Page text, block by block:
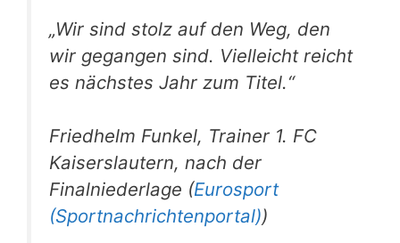
„Wir sind stolz auf den Weg, den
wir gegangen sind. Vielleicht reicht
es nächstes Jahr zum Titel.“
Friedhelm Funkel, Trainer 1. FC
Kaiserslautern, nach der
Finalniederlage (Eurosport
(Sportnachrichtenportal))